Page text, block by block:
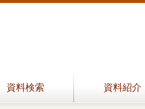
資料検索 資料紹介